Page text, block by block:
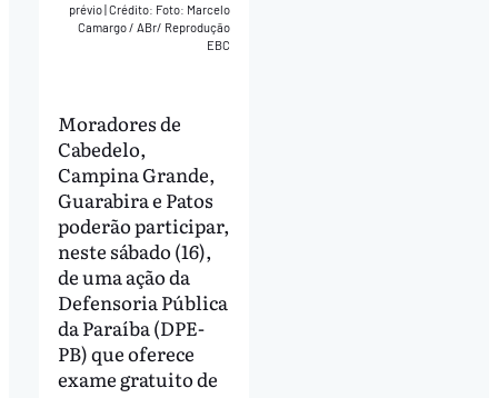
prévio|Crédito: Foto: Marcelo
Camargo / ABr/ Reprodução
EBC
Moradores de
Cabedelo,
Campina Grande,
Guarabira e Patos
poderão participar,
neste sábado (16),
de uma ação da
Defensoria Pública
da Paraíba (DPE-
PB) que oferece
exame gratuito de